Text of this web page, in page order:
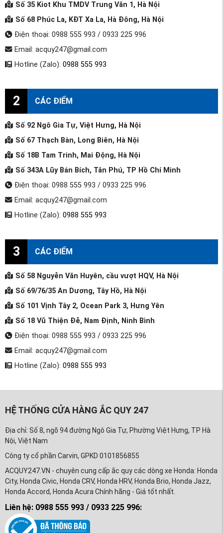
Số 35 Kiot Khu TMDV Trung Văn 1, Hà Nội
Số 68 Phúc La, KĐT Xa La, Hà Đông, Hà Nội
Điện thoại: 0988 555 993 / 0933 225 996
Email: acquy247@gmail.com
Hotline (Zalo): 0988 555 993
2 CÁC ĐIỂM
Số 92 Ngô Gia Tự, Việt Hưng, Hà Nội
Số 67 Thạch Bàn, Long Biên, Hà Nội
Số 18B Tam Trinh, Mai Động, Hà Nội
Số 343A Lũy Bán Bích, Tân Phú, TP Hồ Chí Minh
Điện thoại: 0988 555 993 / 0933 225 996
Email: acquy247@gmail.com
Hotline (Zalo): 0988 555 993
3 CÁC ĐIỂM
Số 58 Nguyễn Văn Huyên, cầu vượt HQV, Hà Nội
Số 69/76/35 An Dương, Tây Hồ, Hà Nội
Số 101 Vịnh Tây 2, Ocean Park 3, Hưng Yên
Số 18 Vũ Thiện Đễ, Nam Định, Ninh Bình
Điện thoại: 0988 555 993 / 0933 225 996
Email: acquy247@gmail.com
Hotline (Zalo): 0988 555 993
HỆ THỐNG CỬA HÀNG ẮC QUY 247
Địa chỉ: Số 8, ngõ 94 đường Ngô Gia Tự, Phường Việt Hưng, TP Hà
Nội, Việt Nam
Công ty cổ phần Carvin, GPKD 0101856855
ACQUY247.VN - chuyên cung cấp ắc quy các dòng xe Honda: Honda
City, Honda Civic, Honda CRV, Honda HRV, Honda Brio, Honda Jazz,
Honda Accord, Honda Acura Chính hãng - Giá tốt nhất.
Liên hệ: 0988 555 993 / 0933 225 996: